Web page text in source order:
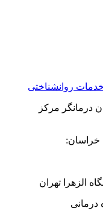
خدمات روانشناختی
خراسان:
الزهرا تهران
درمانی